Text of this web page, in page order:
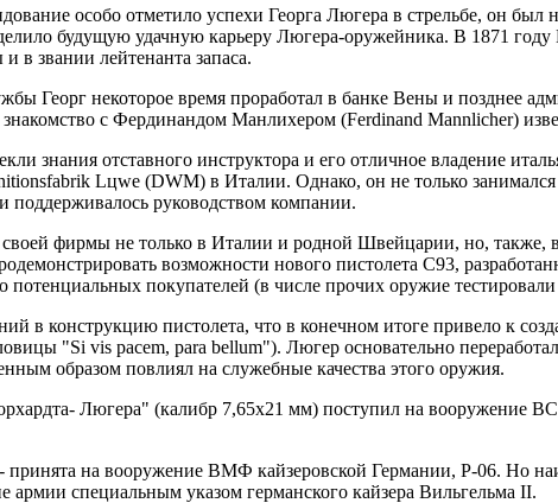
особо отметило успехи Георга Люгера в стрельбе, он
будущую удачную карьеру Люгера-оружейника. В 1871 году
в звании лейтенанта запаса.
Георг некоторое время проработал в банке Вены и позднее
знакомство с Фердинандом Манлихером (Ferdinand Mannlicher)
знания отставного инструктора и его отличное владение
Lцwe (DWM) в Италии. Однако, он не только
поддерживалось руководством компании.
своей фирмы не только в Италии и родной Швейцарии, но,
возможности нового пистолета C93,
потенциальных покупателей (в числе прочих оружие
в конструкцию пистолета, что в конечном итоге привело к
"Si vis pacem, para bellum"). Люгер основательно
образом повлиял на служебные качества этого оружия.
Люгера" (калибр 7,65х21 мм) поступил на вооружение
на вооружение ВМФ кайзеровской Германии, Р-06. Но
специальным указом германского кайзера Вильгельма II.